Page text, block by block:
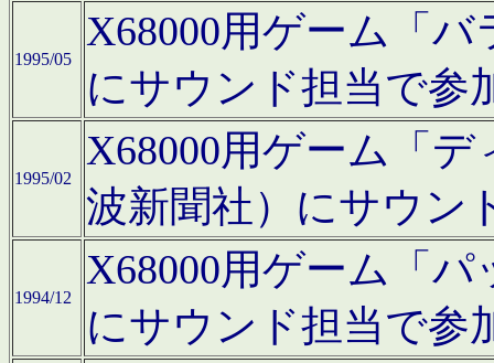
1995/05
X68000用ゲーム「
にサウンド担当で参
1995/02
X68000用ゲーム「
波新聞社）にサウン
1994/12
X68000用ゲーム「
にサウンド担当で参